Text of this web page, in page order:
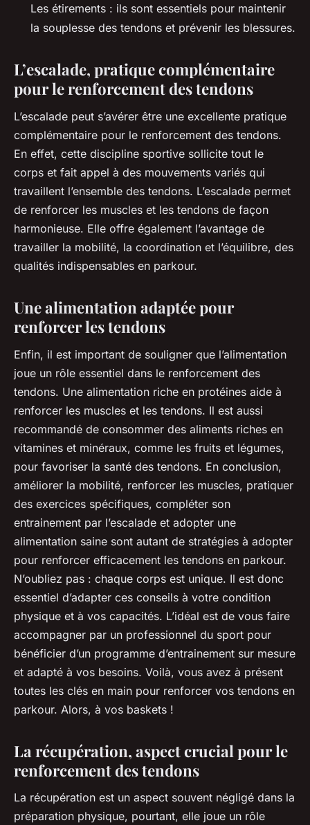
Les étirements : ils sont essentiels pour maintenir
la souplesse des tendons et prévenir les blessures.
L’escalade, pratique complémentaire
pour le renforcement des tendons
L’escalade peut s’avérer être une excellente pratique
complémentaire pour le renforcement des tendons.
En effet, cette discipline sportive sollicite tout le
corps et fait appel à des mouvements variés qui
travaillent l’ensemble des tendons. L’escalade permet
de renforcer les muscles et les tendons de façon
harmonieuse. Elle offre également l’avantage de
travailler la mobilité, la coordination et l’équilibre, des
qualités indispensables en parkour.
Une alimentation adaptée pour
renforcer les tendons
Enfin, il est important de souligner que l’alimentation
joue un rôle essentiel dans le renforcement des
tendons. Une alimentation riche en protéines aide à
renforcer les muscles et les tendons. Il est aussi
recommandé de consommer des aliments riches en
vitamines et minéraux, comme les fruits et légumes,
pour favoriser la santé des tendons. En conclusion,
améliorer la mobilité, renforcer les muscles, pratiquer
des exercices spécifiques, compléter son
entrainement par l’escalade et adopter une
alimentation saine sont autant de stratégies à adopter
pour renforcer efficacement les tendons en parkour.
N’oubliez pas : chaque corps est unique. Il est donc
essentiel d’adapter ces conseils à votre condition
physique et à vos capacités. L’idéal est de vous faire
accompagner par un professionnel du sport pour
bénéficier d’un programme d’entrainement sur mesure
et adapté à vos besoins. Voilà, vous avez à présent
toutes les clés en main pour renforcer vos tendons en
parkour. Alors, à vos baskets !
La récupération, aspect crucial pour le
renforcement des tendons
La récupération est un aspect souvent négligé dans la
préparation physique, pourtant, elle joue un rôle